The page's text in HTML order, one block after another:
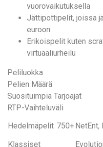
vuorovaikutuksella
Jättipottipelit, joissa
euroon
Erikoispelit kuten
virtuaaliurheilu
Peliluokka
Pelien Määrä
Suosituimpia Tarjoajat
RTP-Vaihteluväli
Hedelmäpelit 750+NetEnt,
Klassiset